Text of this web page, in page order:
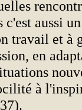
aussi
travail et à
en
à